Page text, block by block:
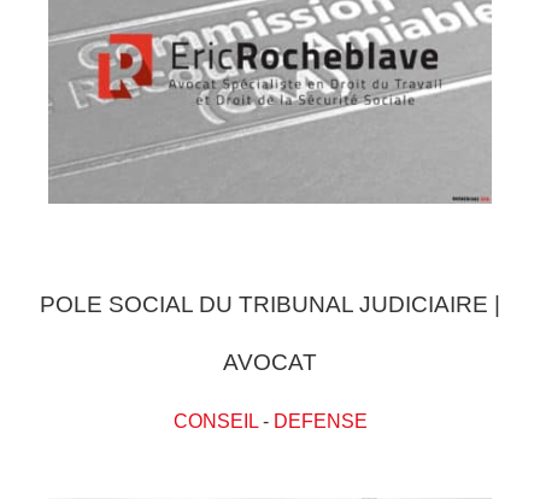
POLE SOCIAL DU TRIBUNAL JUDICIAIRE |
AVOCAT
CONSEIL- DEFENSE